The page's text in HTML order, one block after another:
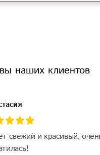
наших клиентов
свежий и красивый,